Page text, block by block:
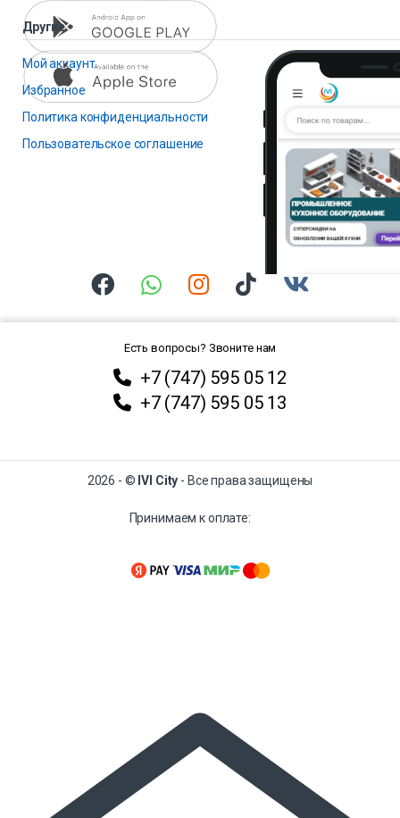
Другие
Мой аккаунт
Избранное
Политика конфиденциальности
Пользовательское соглашение
Есть вопросы? Звоните нам
+7 (747) 595 05 12
+7 (747) 595 05 13
2026 - © IVI City - Все права защищены
Принимаем к оплате: